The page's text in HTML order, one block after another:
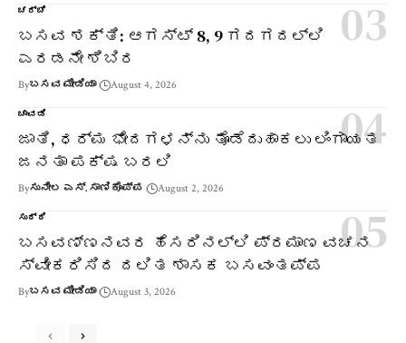
ಚರ್ಚೆ
ಬಸವ ಶಕ್ತಿ: ಆಗಸ್ಟ್ 8, 9 ಗದಗದಲ್ಲಿ
ಎರಡನೇ ಶಿಬಿರ
Byಬಸವ ಮೀಡಿಯಾ August 4, 2026
ಚಾವಡಿ
ಜಾತಿ, ಧರ್ಮ ಭೇದಗಳನ್ನು ತೊಡೆದುಹಾಕಲು ಲಿಂಗಾಯತ
ಜನತಾ ಪಕ್ಷ ಬರಲಿ
Byಸುನೀಲ ಎಸ್. ಸಾಣಿಕೊಪ್ಪ August 2, 2026
ಸುದ್ದಿ
ಬಸವಣ್ಣನವರ ಹೆಸರಿನಲ್ಲಿ ಪ್ರಮಾಣ ವಚನ
ಸ್ವೀಕರಿಸಿದ ದಲಿತ ಶಾಸಕ ಬಸವಂತಪ್ಪ
Byಬಸವ ಮೀಡಿಯಾ August 3, 2026